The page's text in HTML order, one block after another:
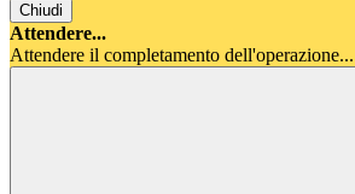
Chiudi
Attendere...
Attendere il completamento dell'operazione...